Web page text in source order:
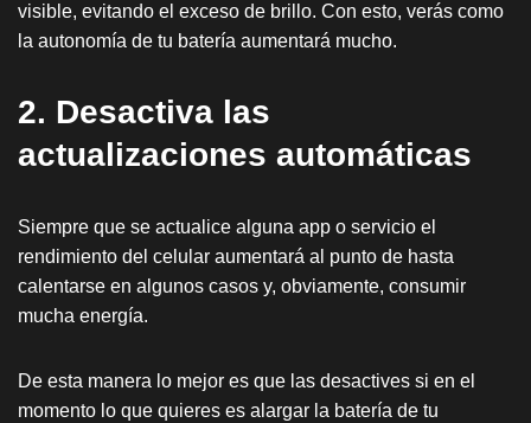
visible, evitando el exceso de brillo. Con esto, verás como
la autonomía de tu batería aumentará mucho.
2. Desactiva las
actualizaciones automáticas
Siempre que se actualice alguna app o servicio el
rendimiento del celular aumentará al punto de hasta
calentarse en algunos casos y, obviamente, consumir
mucha energía.
De esta manera lo mejor es que las desactives si en el
momento lo que quieres es alargar la batería de tu